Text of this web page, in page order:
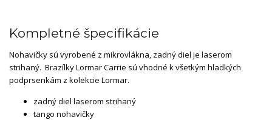
Kompletné špecifikácie
Nohavičky sú vyrobené z mikrovlákna, zadný diel je laserom
strihaný. Brazílky Lormar Carrie sú vhodné k všetkým hladkých
podprsenkám z kolekcie Lormar.
zadný diel laserom strihaný
tango nohavičky